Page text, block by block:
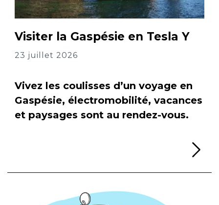
Visiter la Gaspésie en Tesla Y
23 juillet 2026
Vivez les coulisses d’un voyage en
Gaspésie, électromobilité, vacances
et paysages sont au rendez-vous.